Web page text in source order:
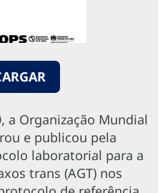
a Organização Mundial
e publicou pela
laboratorial para a
trans (AGT) nos